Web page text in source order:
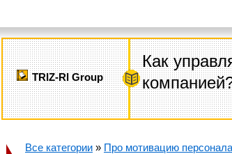
TRIZ-RI Group
Как
Все категории » Про мотивацию